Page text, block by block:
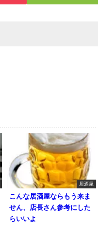
居酒屋
こんな居酒屋ならもう来ま
せん、店長さん参考にした
らいいよ